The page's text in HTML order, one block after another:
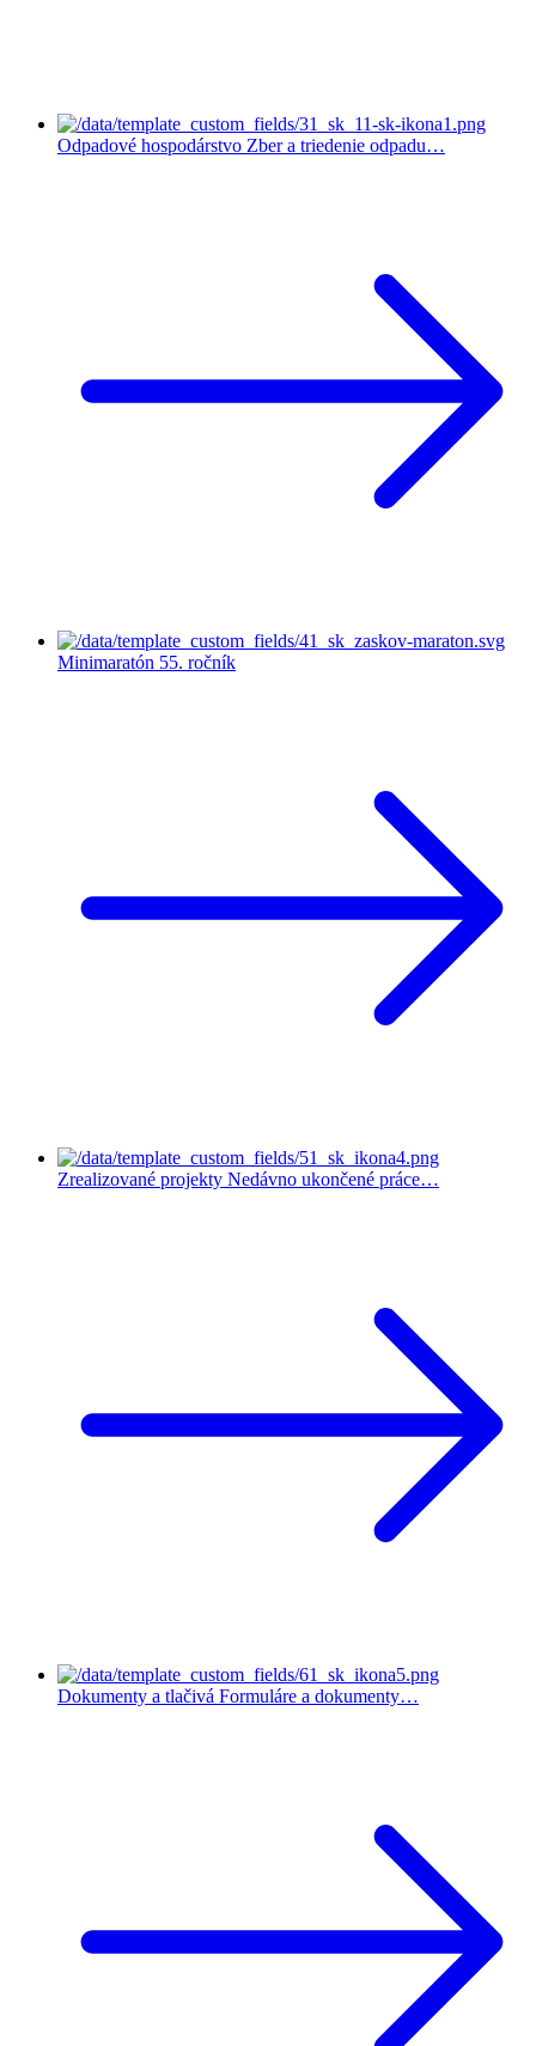
Odpadové hospodárstvo Zber a triedenie odpadu…
Minimaratón 55. ročník
Zrealizované projekty Nedávno ukončené práce…
Dokumenty a tlačivá Formuláre a dokumenty…